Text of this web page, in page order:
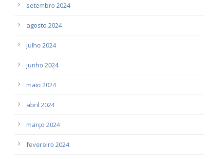
setembro 2024
agosto 2024
julho 2024
junho 2024
maio 2024
abril 2024
março 2024
fevereiro 2024